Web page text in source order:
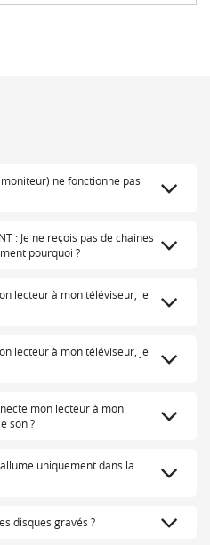
ne fonctionne pas
: Je ne reçois pas de chaines
pourquoi ?
lecteur à mon téléviseur, je
lecteur à mon téléviseur, je
mon lecteur à mon
son ?
uniquement dans la
disques gravés ?